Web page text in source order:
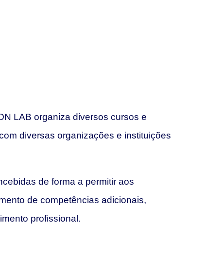
LAB organiza diversos cursos e
diversas organizações e instituições
de forma a permitir aos
de competências adicionais,
profissional.